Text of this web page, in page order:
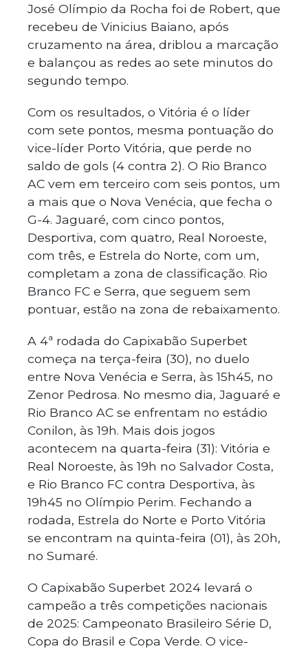
José Olímpio da Rocha foi de Robert, que
recebeu de Vinicius Baiano, após
cruzamento na área, driblou a marcação
e balançou as redes ao sete minutos do
segundo tempo.
Com os resultados, o Vitória é o líder
com sete pontos, mesma pontuação do
vice-líder Porto Vitória, que perde no
saldo de gols (4 contra 2). O Rio Branco
AC vem em terceiro com seis pontos, um
a mais que o Nova Venécia, que fecha o
G-4. Jaguaré, com cinco pontos,
Desportiva, com quatro, Real Noroeste,
com três, e Estrela do Norte, com um,
completam a zona de classificação. Rio
Branco FC e Serra, que seguem sem
pontuar, estão na zona de rebaixamento.
A 4ª rodada do Capixabão Superbet
começa na terça-feira (30), no duelo
entre Nova Venécia e Serra, às 15h45, no
Zenor Pedrosa. No mesmo dia, Jaguaré e
Rio Branco AC se enfrentam no estádio
Conilon, às 19h. Mais dois jogos
acontecem na quarta-feira (31): Vitória e
Real Noroeste, às 19h no Salvador Costa,
e Rio Branco FC contra Desportiva, às
19h45 no Olímpio Perim. Fechando a
rodada, Estrela do Norte e Porto Vitória
se encontram na quinta-feira (01), às 20h,
no Sumaré.
O Capixabão Superbet 2024 levará o
campeão a três competições nacionais
de 2025: Campeonato Brasileiro Série D,
Copa do Brasil e Copa Verde. O vice-